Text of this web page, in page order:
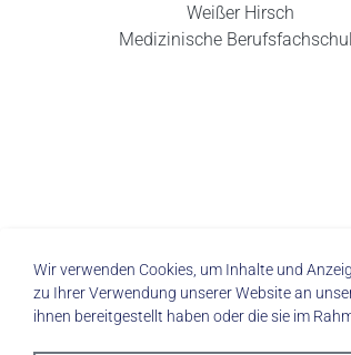
Weißer Hirsch
Medizinische
Wir verwenden Cookies, um Inhalte und
zu Ihrer Verwendung unserer Website an
ihnen bereitgestellt haben oder die sie im